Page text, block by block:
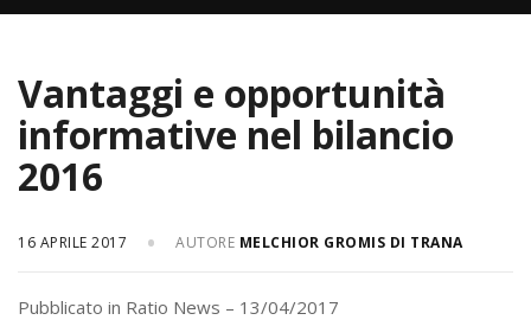
Vantaggi e opportunità
informative nel bilancio
2016
16 APRILE 2017 AUTORE MELCHIOR GROMIS DI TRANA
Pubblicato in Ratio News – 13/04/2017